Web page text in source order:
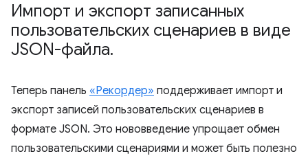
Импорт и экспорт записанных
пользовательских сценариев в виде
JSON-файла.
Теперь панель «Рекордер» поддерживает импорт и
экспорт записей пользовательских сценариев в
формате JSON. Это нововведение упрощает обмен
пользовательскими сценариями и может быть полезно